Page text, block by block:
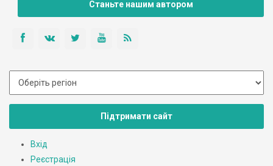
Станьте нашим автором
Підтримати сайт
Вхід
Реєстрація